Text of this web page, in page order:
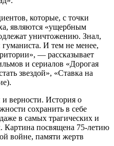
которые, с точки
являются «ущербным
уничтожению. Знал,
гуманиста. И тем не менее,
— рассказывает
и сериалов «Дорогая
звездой», «Ставка на
верности. История о
сохранить в себе
в самых трагических и
Картина посвящена 75-летию
войне, памяти жертв